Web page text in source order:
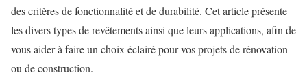
des critères de fonctionnalité et de durabilité. Cet article présente
les divers types de revêtements ainsi que leurs applications, afin de
vous aider à faire un choix éclairé pour vos projets de rénovation
ou de construction.